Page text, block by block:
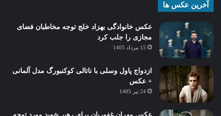
آخرین عکس ها
عکس خانوادگی بهزاد خلج توجه مخاطبان فضای
مجازی را جلب کرد
15 مرداد 1405
ازدواج پاول وسلی با ناتالی کوکنبورگ مدل آلمانی
+ عکس
24 تیر 1405